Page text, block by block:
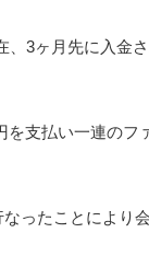
、3ヶ月先に入金
を支払い一連のフ
ったことにより